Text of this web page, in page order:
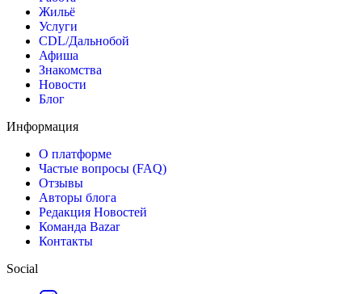
Жильё
Услуги
CDL/Дальнобой
Афиша
Знакомства
Новости
Блог
Информация
О платформе
Частые вопросы (FAQ)
Отзывы
Авторы блога
Редакция Новостей
Команда Bazar
Контакты
Social